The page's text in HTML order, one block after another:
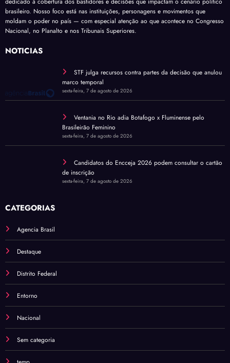
brasileiro. Nosso foco está nas instituições, personagens e movimentos que
moldam o poder no país — com especial atenção ao que acontece no Congresso
Nacional, no Planalto e nos Tribunais Superiores.
NOTÍCIAS
STF julga recursos contra partes da decisão que anulou
marco temporal
sexta-feira, 7 de agosto de 2026
Ventania no Rio adia Botafogo x Fluminense pelo
Brasileirão Feminino
sexta-feira, 7 de agosto de 2026
Candidatos do Encceja 2026 podem consultar o cartão
de inscrição
sexta-feira, 7 de agosto de 2026
CATEGORIAS
Agencia Brasil
Destaque
Distrito Federal
Entorno
Nacional
Sem categoria